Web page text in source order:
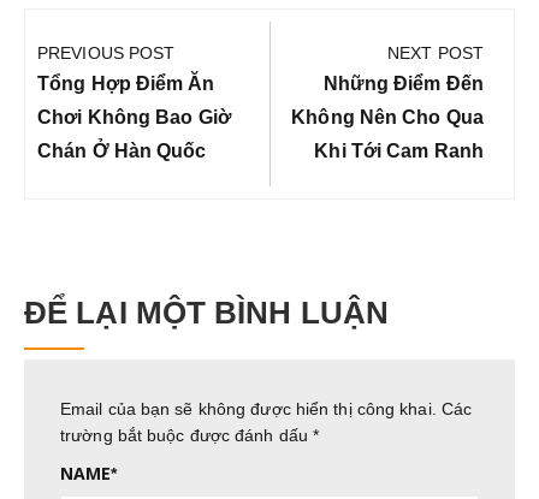
hướng
bài
viết
PREVIOUS POST
Previous
Post:
Tổng Hợp Điểm Ăn
Chơi Không Bao Giờ
Chán Ở Hàn Quốc
NEXT POST
Next
Post:
Những Điểm Đến
Không Nên Cho Qua
Khi Tới Cam Ranh
ĐỂ LẠI MỘT BÌNH LUẬN
Email của bạn sẽ không được hiển thị công khai. Các
trường bắt buộc được đánh dấu*
NAME*